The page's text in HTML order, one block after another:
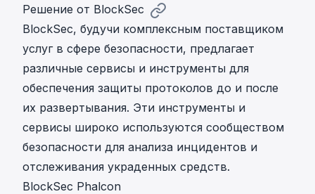
Решение от BlockSec
BlockSec, будучи комплексным поставщиком
услуг в сфере безопасности, предлагает
различные сервисы и инструменты для
обеспечения защиты протоколов до и после
их развертывания. Эти инструменты и
сервисы широко используются сообществом
безопасности для анализа инцидентов и
отслеживания украденных средств.
BlockSec Phalcon